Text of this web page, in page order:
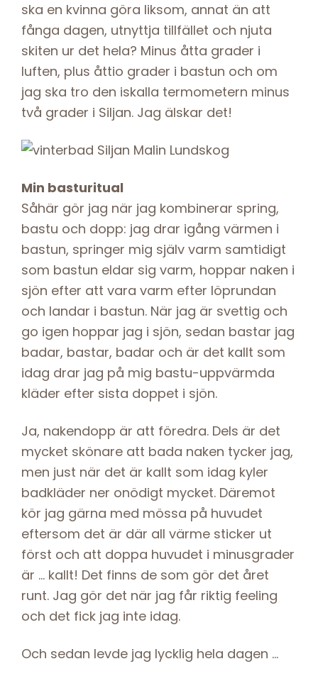
ska en kvinna göra liksom, annat än att
fånga dagen, utnyttja tillfället och njuta
skiten ur det hela? Minus åtta grader i
luften, plus åttio grader i bastun och om
jag ska tro den iskalla termometern minus
två grader i Siljan. Jag älskar det!
Min basturitual
Såhär gör jag när jag kombinerar spring,
bastu och dopp: jag drar igång värmen i
bastun, springer mig själv varm samtidigt
som bastun eldar sig varm, hoppar naken i
sjön efter att vara varm efter löprundan
och landar i bastun. När jag är svettig och
go igen hoppar jag i sjön, sedan bastar jag
badar, bastar, badar och är det kallt som
idag drar jag på mig bastu-uppvärmda
kläder efter sista doppet i sjön.
Ja, nakendopp är att föredra. Dels är det
mycket skönare att bada naken tycker jag,
men just när det är kallt som idag kyler
badkläder ner onödigt mycket. Däremot
kör jag gärna med mössa på huvudet
eftersom det är där all värme sticker ut
först och att doppa huvudet i minusgrader
är … kallt! Det finns de som gör det året
runt. Jag gör det när jag får riktig feeling
och det fick jag inte idag.
Och sedan levde jag lycklig hela dagen …